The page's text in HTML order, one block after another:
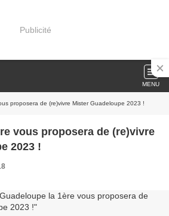
Publicité
MENU
proposera de (re)vivre Mister Guadeloupe 2023 !
vous proposera de (re)vivre
2023 !